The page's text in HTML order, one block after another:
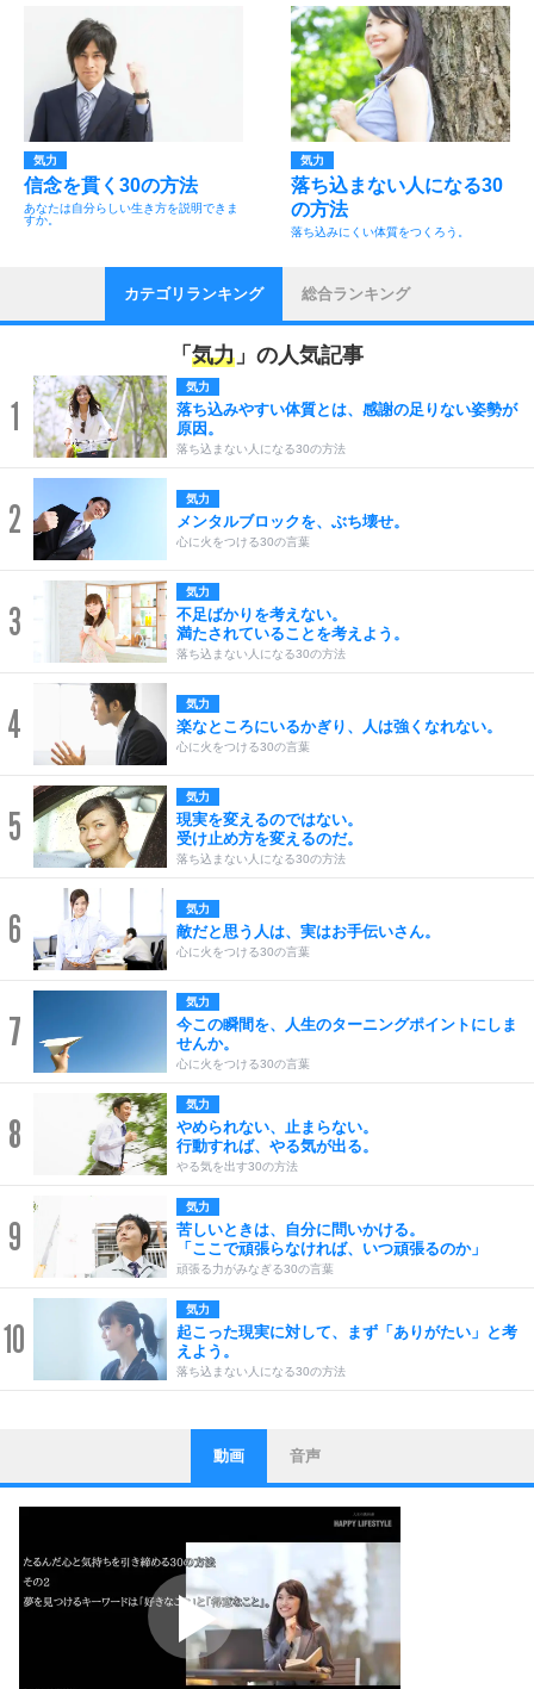
気力
信念を貫く30の方法
あなたは自分らしい生き方を説明できま
すか。
気力
落ち込まない人になる30
の方法
落ち込みにくい体質をつくろう。
カテゴリランキング 総合ランキング
「 気力 」の人気記事
1
気力
落ち込みやすい体質とは、感謝の足りない姿勢が
原因。
落ち込まない人になる30の方法
2 気力
メンタルブロックを、ぶち壊せ。
心に火をつける30の言葉
3
気力
不足ばかりを考えない。
満たされていることを考えよう。
落ち込まない人になる30の方法
4 気力
楽なところにいるかぎり、人は強くなれない。
心に火をつける30の言葉
5
気力
現実を変えるのではない。
受け止め方を変えるのだ。
落ち込まない人になる30の方法
6 気力
敵だと思う人は、実はお手伝いさん。
心に火をつける30の言葉
7
気力
今この瞬間を、人生のターニングポイントにしま
せんか。
心に火をつける30の言葉
8
気力
やめられない、止まらない。
行動すれば、やる気が出る。
やる気を出す30の方法
9
気力
苦しいときは、自分に問いかける。
「ここで頑張らなければ、いつ頑張るのか」
頑張る力がみなぎる30の言葉
10
気力
起こった現実に対して、まず「ありがたい」と考
えよう。
落ち込まない人になる30の方法
1
ストレス対策
他人と比べない。
いっそのこと、他人を見ない。
いらいらしない人になる30の方法
ポジティブになれない原因は、行動しないから。
ポジティブ思考になる30の方法
ストレス対策
動画 音声